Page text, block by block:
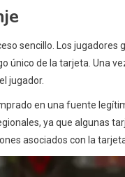
sencillo. Los
único de la tarjeta. Una
jugador.
en una fuente
ya que algunas
asociados con la